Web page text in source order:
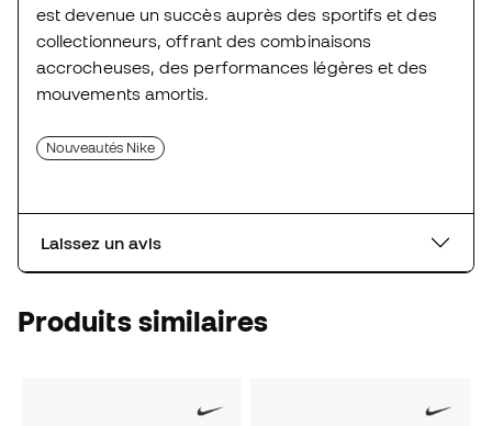
est devenue un succès auprès des sportifs et des
collectionneurs, offrant des combinaisons
accrocheuses, des performances légères et des
mouvements amortis.
Nouveautés Nike
Laissez un avis
Produits similaires